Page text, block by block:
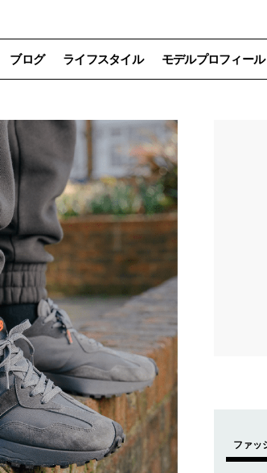
ブログ ライフスタイル モデルプロフィール